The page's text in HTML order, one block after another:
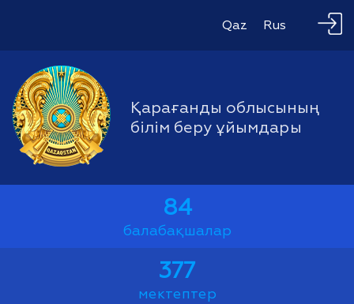
Qaz Rus
Қарағанды облысының
білім беру ұйымдары
84
балабақшалар
377
мектептер